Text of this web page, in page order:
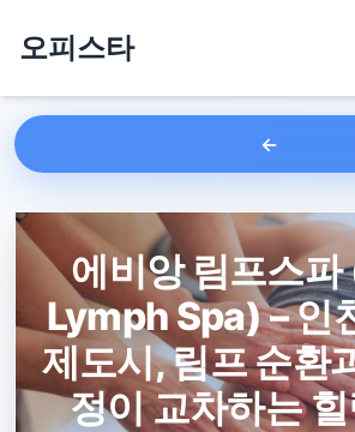
오피스타
에비앙 림프스
Lymph Spa) – 인
제도시, 림프 순환
정이 교차하는